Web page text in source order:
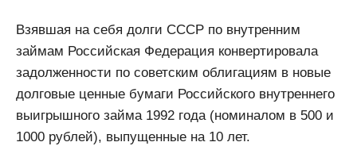
Взявшая на себя долги СССР по внутренним
займам Российская Федерация конвертировала
задолженности по советским облигациям в новые
долговые ценные бумаги Российского внутреннего
выигрышного займа 1992 года (номиналом в 500 и
1000 рублей), выпущенные на 10 лет.